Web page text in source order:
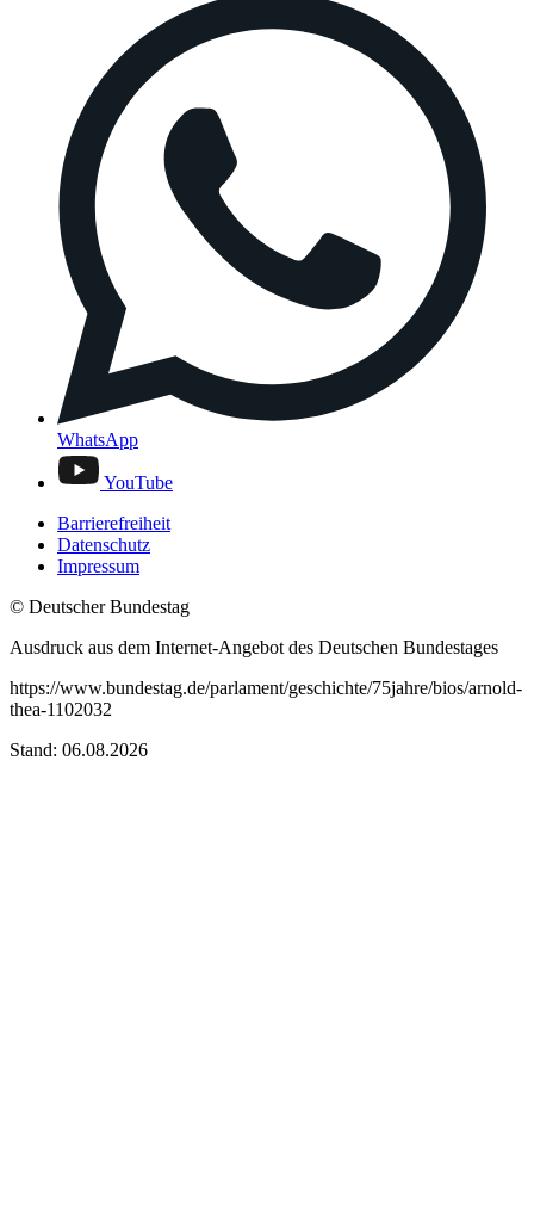
WhatsApp
YouTube
Barrierefreiheit
Datenschutz
Impressum
© Deutscher Bundestag
Ausdruck aus dem Internet-Angebot des Deutschen Bundestages
https://www.bundestag.de/parlament/geschichte/75jahre/bios/arnold-
thea-1102032
Stand: 06.08.2026